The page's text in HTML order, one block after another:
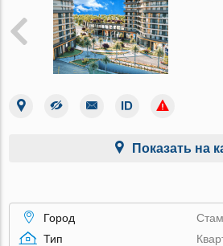
Показать на
Город
Тип